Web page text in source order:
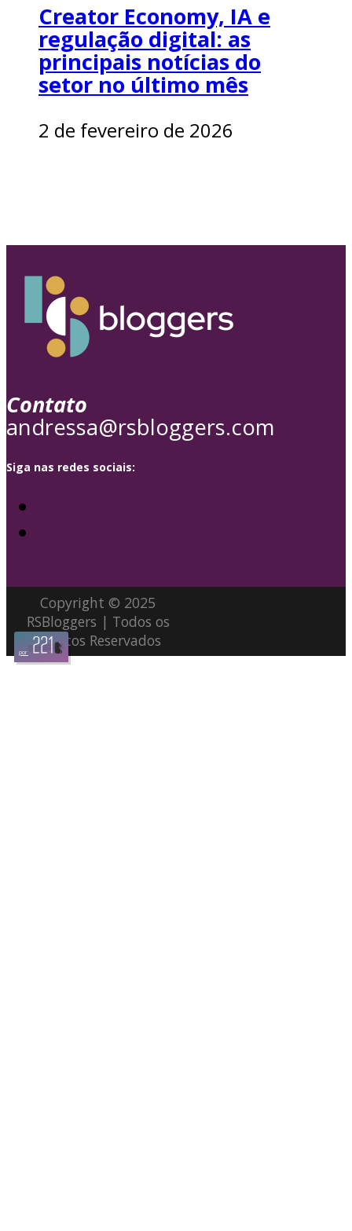
Creator Economy, IA e
regulação digital: as
principais notícias do
setor no último mês
2 de fevereiro de 2026
Contato
andressa@rsbloggers.com
Siga nas redes sociais:
Copyright © 2025
RSBloggers | Todos os
Direitos Reservados
por